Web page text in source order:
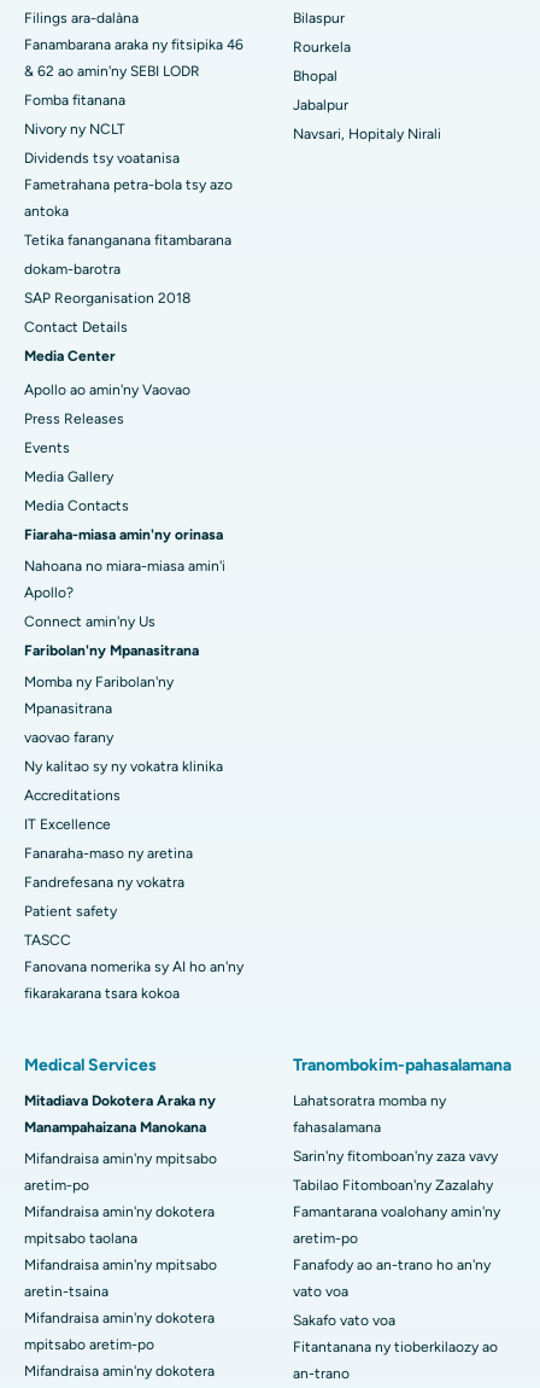
Hopitaly tsara indrindra any Ramji Nagar, Nellore
Hopitaly tsara indrindra ao amin'ny Sector-19, Rourkela
Hopitaly tsara indrindra ao Swargate, Pune
Hopitaly homamiadan'ny vehivavy tsara indrindra any Delhi
Filings ara-dalàna
Fanambarana araka ny fitsipika 46
& 62 ao amin'ny SEBI LODR
Fomba fitanana
Nivory ny NCLT
Dividends tsy voatanisa
Fametrahana petra-bola tsy azo
antoka
Tetika fananganana fitambarana
dokam-barotra
SAP Reorganisation 2018
Contact Details
Media Center
Apollo ao amin'ny Vaovao
Press Releases
Events
Media Gallery
Media Contacts
Fiaraha-miasa amin'ny orinasa
Nahoana no miara-miasa amin'i
Apollo?
Connect amin'ny Us
Faribolan'ny Mpanasitrana
Momba ny Faribolan'ny
Mpanasitrana
vaovao farany
Ny kalitao sy ny vokatra klinika
Accreditations
IT Excellence
Fanaraha-maso ny aretina
Fandrefesana ny vokatra
Patient safety
TASCC
Fanovana nomerika sy AI ho an'ny
fikarakarana tsara kokoa
Bilaspur
Rourkela
Bhopal
Jabalpur
Navsari, Hopitaly Nirali
Medical Services
Mitadiava Dokotera Araka ny
Manampahaizana Manokana
Mifandraisa amin'ny mpitsabo
aretim-po
Mifandraisa amin'ny dokotera
mpitsabo taolana
Mifandraisa amin'ny mpitsabo
aretin-tsaina
Mifandraisa amin'ny dokotera
mpitsabo aretim-po
Mifandraisa amin'ny dokotera
Tranombokim-pahasalamana
Lahatsoratra momba ny
fahasalamana
Sarin'ny fitomboan'ny zaza vavy
Tabilao Fitomboan'ny Zazalahy
Famantarana voalohany amin'ny
aretim-po
Fanafody ao an-trano ho an'ny
vato voa
Sakafo vato voa
Fitantanana ny tioberkilaozy ao
an-trano